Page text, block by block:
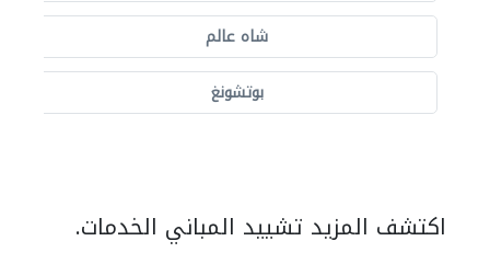
شاه عالم
بوتشونغ
اكتشف المزيد تشييد المباني الخدمات.